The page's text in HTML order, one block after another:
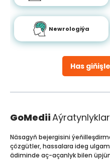
Has
Newrologiýa
GoMedii
Näsagyň bejergisini
çözgütler, hassalara ideg
ädiminde aç-açanlyk bilen